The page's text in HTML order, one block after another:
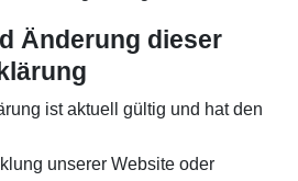
Änderung dieser
ist aktuell gültig und hat den
unserer Website oder